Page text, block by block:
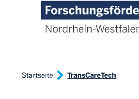
Startseite TransCareTech